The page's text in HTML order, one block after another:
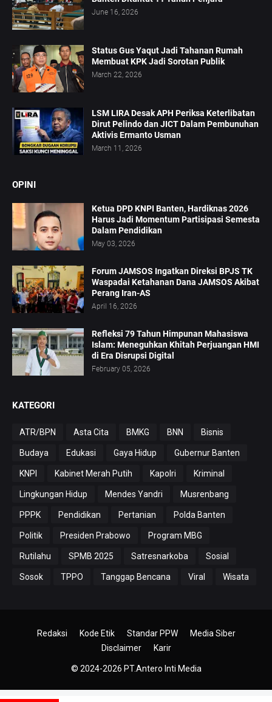
June 16, 2026
Status Gus Yaqut Jadi Tahanan Rumah
Membuat KPK Jadi Sorotan Publik
March 22, 2026
LSM LIRA Desak APH Periksa Keterlibatan
Dirut Pelindo dan JICT Dalam Pembunuhan
Aktivis Ermanto Usman
March 11, 2026
OPINI
Ketua DPD KNPI Banten, Hardiknas 2026
Harus Jadi Momentum Partisipasi Semesta
Dalam Pendidikan
May 03, 2026
Forum JAMSOS Ingatkan Direksi BPJS TK
Waspadai Ketahanan Dana JAMSOS Akibat
Perang Iran-AS
April 16, 2026
Refleksi 79 Tahun Himpunan Mahasiswa
Islam: Meneguhkan Khitah Perjuangan HMI
di Era Disrupsi Digital
February 05, 2026
KATEGORI
ATR/BPN Asta Cita BMKG BNN Bisnis
Budaya Edukasi Gaya Hidup Gubernur Banten
KNPI Kabinet Merah Putih Kapolri Kriminal
Lingkungan Hidup Mendes Yandri Musrenbang
PPPK Pendidikan Pertanian Polda Banten
Politik Presiden Prabowo Program MBG
Rutilahu SPMB 2025 Satresnarkoba Sosial
Sosok TPPO Tanggap Bencana Viral Wisata
© 2024-2026 PT.Antero Inti Media
Redaksi Kode Etik Standar PPW
Media Siber
Disclaimer
Karir